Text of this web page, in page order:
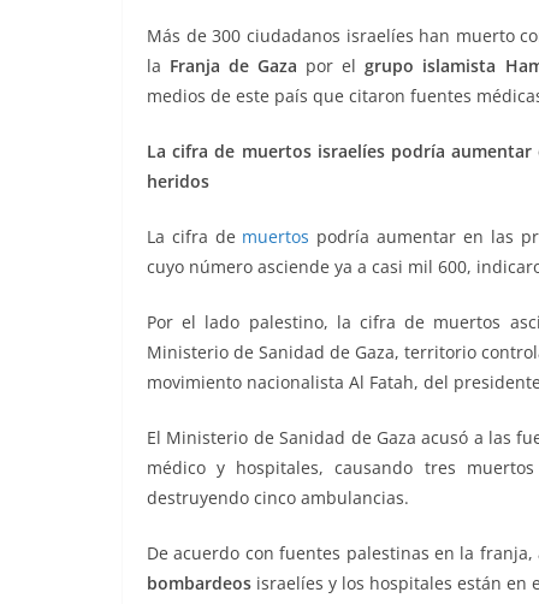
o
o
k
p
p
g
er
m tir
Más de 300 ciudadanos israelíes han muerto
la Franja de Gaza por elgrupo islamista
medios de este país que citaron fuentes
La cifra de muertos israelíes podría
heridos
La cifra de muertos podría aumentar en las
cuyo número asciende ya a casi mil 600,
Por el lado palestino, la cifra de muertos
Ministerio de Sanidad de Gaza, territorio
movimiento nacionalista Al Fatah, del
El Ministerio de Sanidad de Gaza acusó a las
médico y hospitales, causando tres
destruyendo cinco ambulancias.
De acuerdo con fuentes palestinas en la
bombardeos israelíes y los hospitales están en